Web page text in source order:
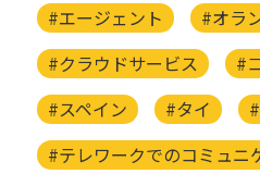
#エージェント
#オラ
#クラウドサービス
#
#スペイン
#タイ
#テレワークでのコミュニ